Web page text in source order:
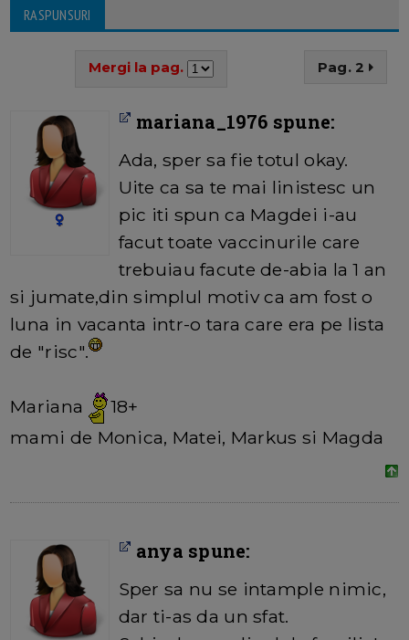
RASPUNSURI
Mergi la pag. Pag. 2
mariana_1976 spune:
Ada, sper sa fie totul okay.
Uite ca sa te mai linistesc un
pic iti spun ca Magdei i-au
facut toate vaccinurile care
trebuiau facute de-abia la 1 an
si jumate,din simplul motiv ca am fost o
luna in vacanta intr-o tara care era pe lista
de "risc".
Mariana
18+
mami de Monica, Matei, Markus si Magda
anya spune:
Sper sa nu se intample nimic,
dar ti-as da un sfat.